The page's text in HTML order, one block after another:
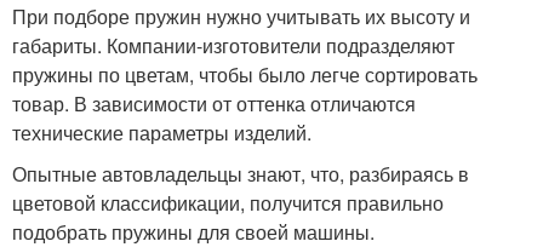
При подборе пружин нужно учитывать их высоту и
габариты. Компании-изготовители подразделяют
пружины по цветам, чтобы было легче сортировать
товар. В зависимости от оттенка отличаются
технические параметры изделий.
Опытные автовладельцы знают, что, разбираясь в
цветовой классификации, получится правильно
подобрать пружины для своей машины.